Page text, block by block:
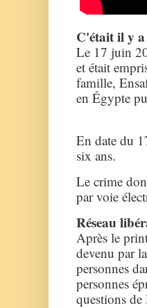
C'était il y
Le 17 juin
et était
famille,
en Égypte
En date du
six ans.
Le crime
par voie
Réseau
Après le
devenu par
personnes
personnes
questions de